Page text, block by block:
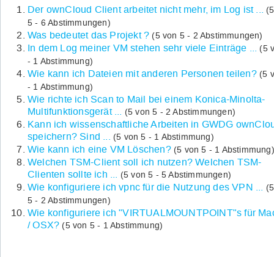
Der ownCloud Client arbeitet nicht mehr, im Log ist ...
5 - 6 Abstimmungen)
Was bedeutet das Projekt ? (5 von 5 - 2 Abstimmungen)
In dem Log meiner VM stehen sehr viele Einträge ...
(5
- 1 Abstimmung)
Wie kann ich Dateien mit anderen Personen teilen? (5
- 1 Abstimmung)
Wie richte ich Scan to Mail bei einem Konica-Minolta-
Multifunktionsgerät ...
(5 von 5 - 2 Abstimmungen)
Kann ich wissenschaftliche Arbeiten in GWDG
speichern? Sind ...
(5 von 5 - 1 Abstimmung)
Wie kann ich eine VM Löschen? (5 von 5 - 1 Abstimmung)
Welchen TSM-Client soll ich nutzen? Welchen TSM-
Clienten sollte ich ...
(5 von 5 - 5 Abstimmungen)
Wie konfiguriere ich vpnc für die Nutzung des VPN ...
5 - 2 Abstimmungen)
Wie konfiguriere ich "VIRTUALMOUNTPOINT"s für
/ OSX? (5 von 5 - 1 Abstimmung)